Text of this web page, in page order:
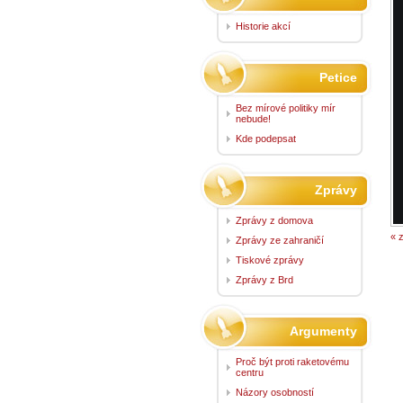
«
Historie akcí
Petice
Bez mírové politiky mír
nebude!
Kde podepsat
Zprávy
Zprávy z domova
Zprávy ze zahraničí
Tiskové zprávy
Zprávy z Brd
Argumenty
Proč být proti raketovému
centru
Názory osobností